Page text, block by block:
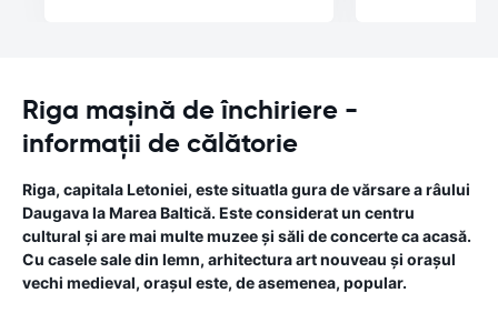
Riga mașină de închiriere -
informații de călătorie
Riga, capitala Letoniei, este situatla gura de vărsare a râului
Daugava la Marea Baltică. Este considerat un centru
cultural și are mai multe muzee și săli de concerte ca acasă.
Cu casele sale din lemn, arhitectura art nouveau și orașul
vechi medieval, orașul este, de asemenea, popular.